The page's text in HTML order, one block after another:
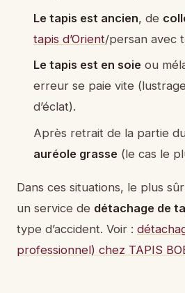
Le tapis est ancien, de
tapis d’Orient/persan avec
Le tapis est en soieou
erreur se paie vite
d’éclat).
Après retrait de la partie
auréole grasse(le cas le
Dans ces situations, le plus
un service de détachage de
type d’accident. Voir :
professionnel) chez TAPIS